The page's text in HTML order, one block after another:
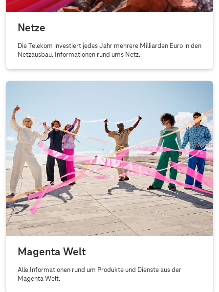
a
Netze
Die Telekom investiert jedes Jahr mehrere Milliarden Euro in den
Netzausbau. Informationen rund ums Netz.
Magenta Welt
Alle Informationen rund um Produkte und Dienste aus der
Magenta Welt.